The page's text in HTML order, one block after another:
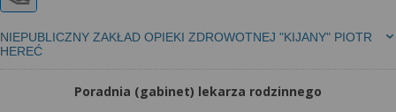
NIEPUBLICZNY ZAKŁAD OPIEKI ZDROWOTNEJ "KIJANY" PIOTR
HEREĆ
Poradnia (gabinet) lekarza rodzinnego